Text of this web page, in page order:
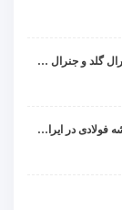
مقایسه کولر گازی گری و کریر و ال جی و جنرال گلد و جنرال شکار و سامسونگ و یونیوا
چرا آهن بتا، نخستین انتخاب برای گل میخ عرشه فولادی در ایران است؟